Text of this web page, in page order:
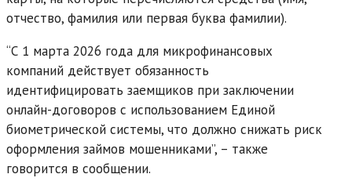
отчество, фамилия или первая буква фамилии).
“С 1 марта 2026 года для микрофинансовых
компаний действует обязанность
идентифицировать заемщиков при заключении
онлайн-договоров с использованием Единой
биометрической системы, что должно снижать риск
оформления займов мошенниками”, – также
говорится в сообщении.